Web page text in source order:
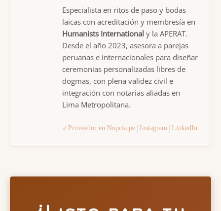
Especialista en ritos de paso y bodas
laicas con acreditación y membresía en
Humanists International y la APERAT.
Desde el año 2023, asesora a parejas
peruanas e internacionales para diseñar
ceremonias personalizadas libres de
dogmas, con plena validez civil e
integración con notarias aliadas en
Lima Metropolitana.
✓ Proveedor en Nupcia.pe | Instagram | LinkedIn